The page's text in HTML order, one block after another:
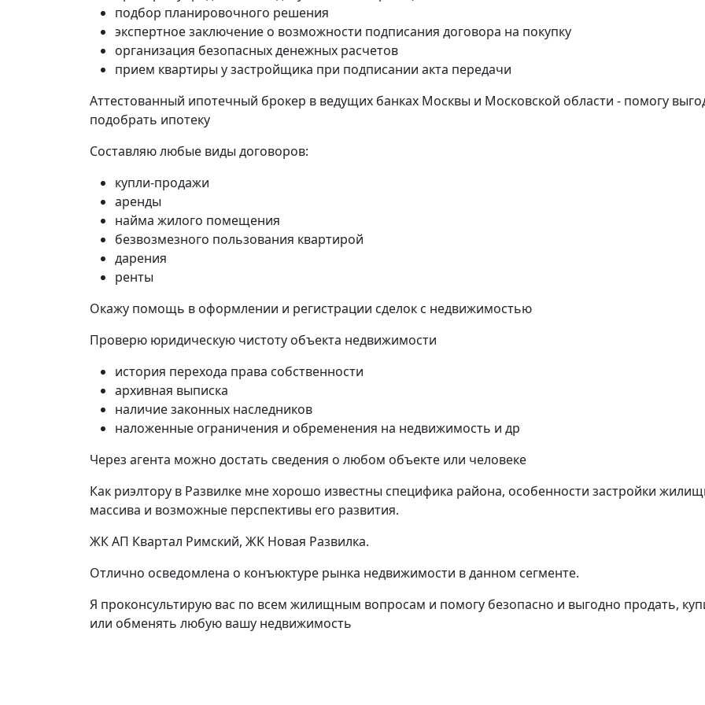
подбор планировочного решения
экспертное заключение о возможности подписания договора на покупку
организация безопасных денежных расчетов
прием квартиры у застройщика при подписании акта передачи
Аттестованный ипотечный брокер в ведущих банках Москвы и Московской области - помогу
подобрать ипотеку
Составляю любые виды договоров:
купли-продажи
аренды
найма жилого помещения
безвозмезного пользования квартирой
дарения
ренты
Окажу помощь в оформлении и регистрации сделок с недвижимостью
Проверю юридическую чистоту объекта недвижимости
история перехода права собственности
архивная выписка
наличие законных наследников
наложенные ограничения и обременения на недвижимость и др
Через агента можно достать сведения о любом объекте или человеке
Как риэлтору в Развилке мне хорошо известны специфика района, особенности застройки
массива и возможные перспективы его развития.
ЖК АП Квартал Римский, ЖК Новая Развилка.
Отлично осведомлена о конъюктуре рынка недвижимости в данном сегменте.
Я проконсультирую вас по всем жилищным вопросам и помогу безопасно и выгодно продать,
или обменять любую вашу недвижимость